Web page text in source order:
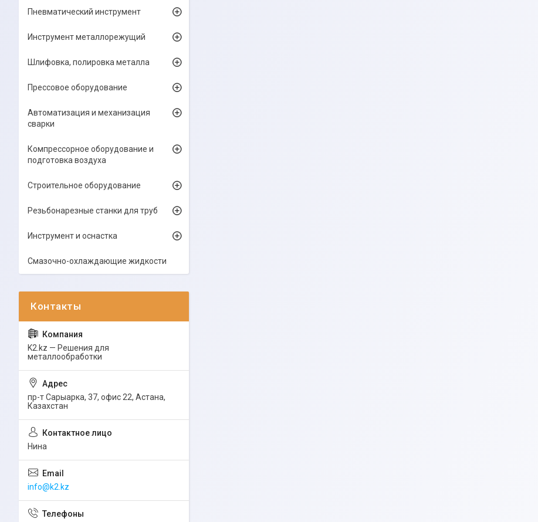
Пневматический инструмент
Инструмент металлорежущий
Шлифовка, полировка металла
Прессовое оборудование
Автоматизация и механизация
сварки
Компрессорное оборудование и
подготовка воздуха
Строительное оборудование
Резьбонарезные станки для труб
Инструмент и оснастка
Смазочно-охлаждающие жидкости
K2.kz — Решения для
металлообработки
пр-т Сарыарка, 37, офис 22, Астана,
Казахстан
Нина
info@k2.kz